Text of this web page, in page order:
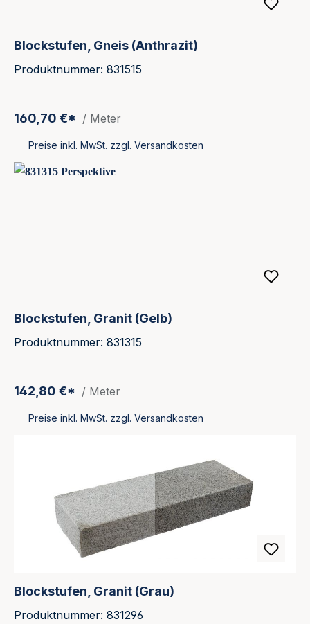
Blockstufen, Gneis (Anthrazit)
Produktnummer: 831515
160,70 €* / Meter
Preise inkl. MwSt. zzgl. Versandkosten
Blockstufen, Granit (Gelb)
Produktnummer: 831315
142,80 €* / Meter
Preise inkl. MwSt. zzgl. Versandkosten
Blockstufen, Granit (Grau)
Produktnummer: 831296